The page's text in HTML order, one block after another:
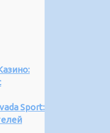
Sport: